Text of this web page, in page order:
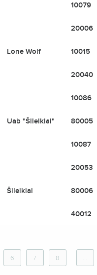
10079
20006
Lone Wolf 10015
20040
10086
Uab "Šileikiai" 80005
10087
20053
Šileikiai 80006
40012
6 7 8 ...